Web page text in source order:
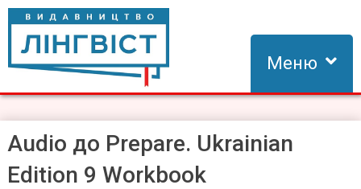
Skip
content
Видавництво Лінгвіст
Видавництво Лінгвіст – адаптація та створення видань для
Меню
Audio до Prepare. Ukrainian
Edition 9 Workbook